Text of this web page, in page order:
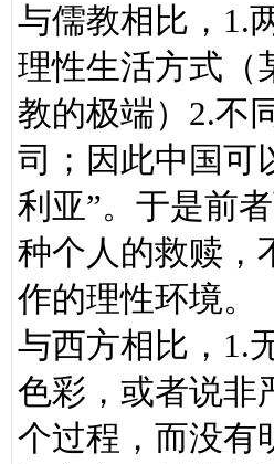
与儒教相比，1.
理性生活方式（
教的极端）2.不
司；因此中国可
利亚”。于是前
种个人的救赎，
作的理性环境。
与西方相比，1.
色彩，或者说非
个过程，而没有